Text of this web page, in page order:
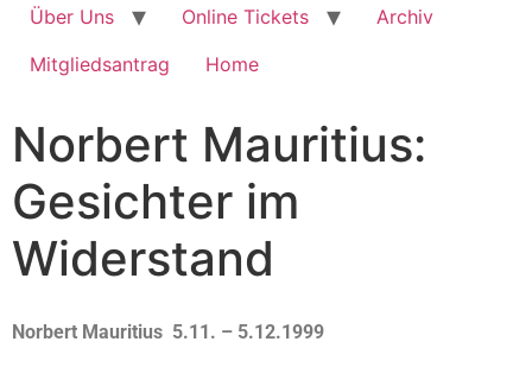
Über Uns
Online Tickets
Archiv
Mitgliedsantrag
Home
Norbert Mauritius:
Gesichter im
Widerstand
Norbert Mauritius 5.11. – 5.12.1999